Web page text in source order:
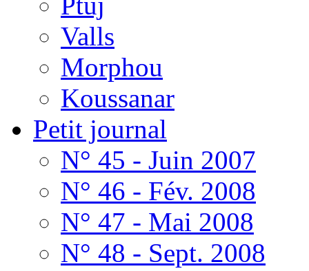
Valls
Morphou
Koussanar
Petit journal
N° 45 - Juin 2007
N° 46 - Fév. 2008
N° 47 - Mai 2008
N° 48 - Sept. 2008